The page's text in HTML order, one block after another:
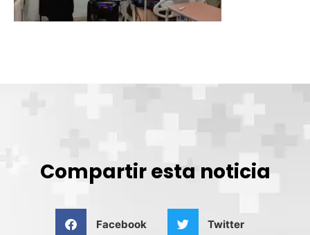
Compartir esta noticia
Facebook Twitter